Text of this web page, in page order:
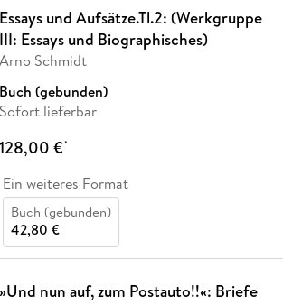
Essays und Aufsätze.Tl.2: (Werkgruppe
III: Essays und Biographisches)
Arno Schmidt
Buch (gebunden)
Sofort lieferbar
128,00 €*
Ein weiteres Format
Buch (gebunden)
42,80 €
»Und nun auf, zum Postauto!!«: Briefe